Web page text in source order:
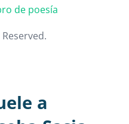
de poesía
a